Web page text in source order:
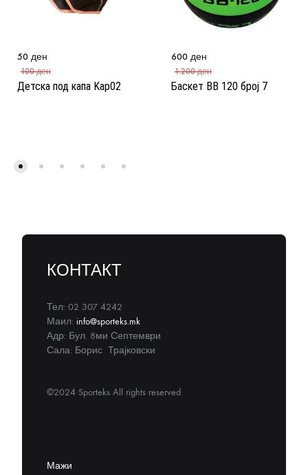
Детска под капа Kap02
50 ден
100ден
Баскет BB 120 број 7
600 ден
1.200ден
КОНТАКТ
Тел: 02 307 4242
Маил: info@sporteks.mk
Адр: Бул. 8ми Септември
Сала: Борис Трајковски
©2024 Sporteks All rights reserved
Мажи